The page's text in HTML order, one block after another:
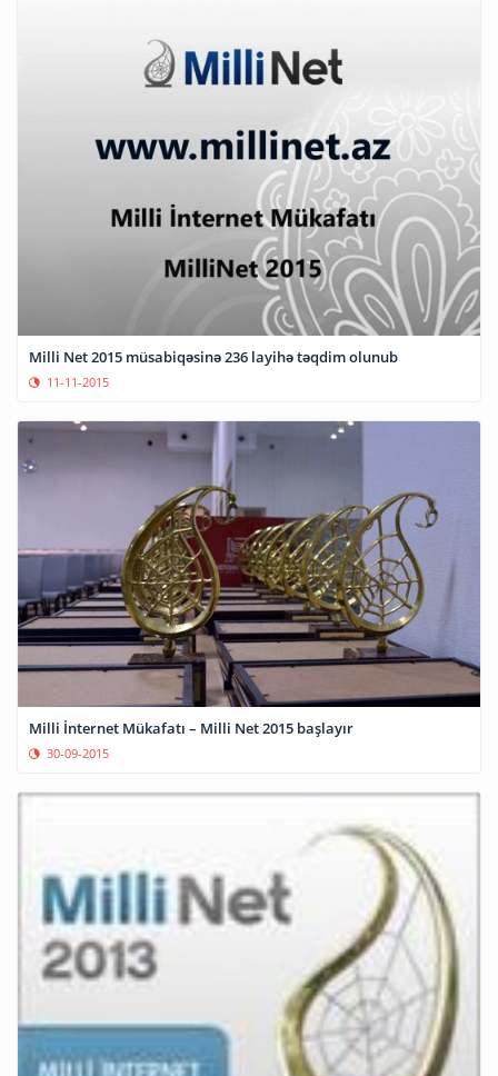
Milli Net 2015 müsabiqəsinə 236 layihə təqdim olunub
11-11-2015
Milli İnternet Mükafatı – Milli Net 2015 başlayır
30-09-2015